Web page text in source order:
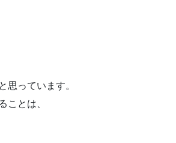
思っています。
ことは、